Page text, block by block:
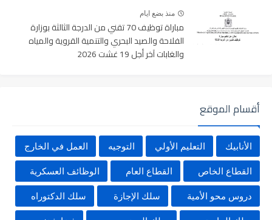
منذ بضع ايام
مباراة توظيف 70 تقني من الدرجة الثالثة بوزارة
الفلاحة والصيد البحري والتنمية القروية والمياه
والغابات آخر أجل 19 غشت 2026
أقسام الموقع
الأنابيك التعليم الأولي التوجيه العمل في الخارج
القطاع الخاص القطاع العام الوظائف العسكرية
دروس محو الأمية سلك الإجازة سلك الدكتوراه